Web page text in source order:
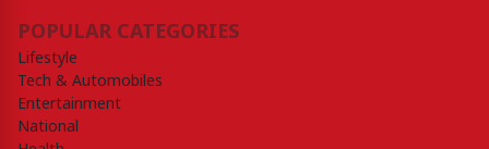
POPULAR CATEGORIES
Lifestyle
Tech & Automobiles
Entertainment
National